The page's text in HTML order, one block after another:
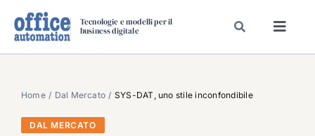
Tecnologie e modelli per il
business digitale
SPECIAL PAPER
TAVOLE ROTONDE DI REDAZIONE
Home Dal Mercato SYS-DAT, uno stile inconfondibile
DAL MERCATO